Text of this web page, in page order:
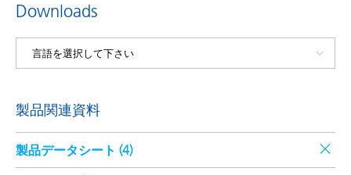
Downloads
製品関連資料
製品データシート (4)